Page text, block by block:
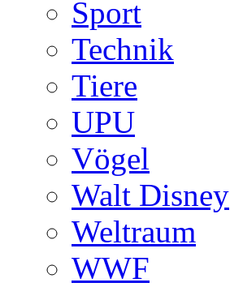
Sport
Technik
Tiere
UPU
Vögel
Walt Disney
Weltraum
WWF